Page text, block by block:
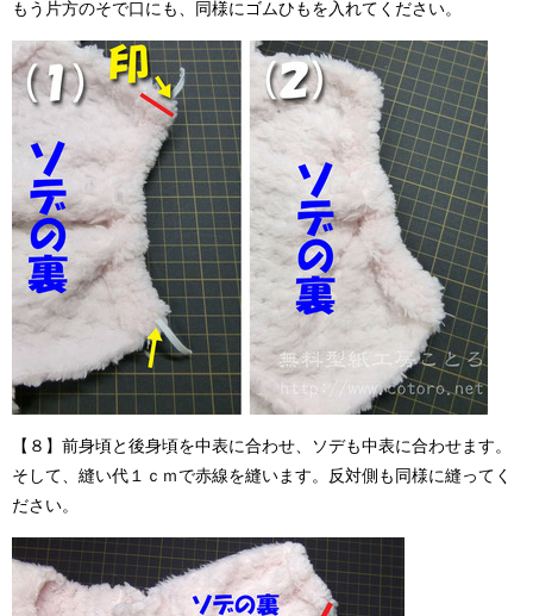
もう片方のそで口にも、同様にゴムひもを入れてください。
【８】前身頃と後身頃を中表に合わせ、ソデも中表に合わせます。
そして、縫い代１ｃｍで赤線を縫います。反対側も同様に縫ってく
ださい。